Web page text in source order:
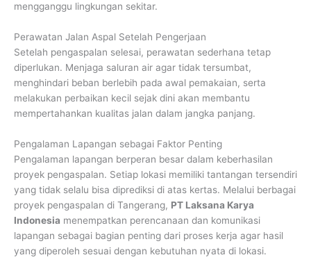
mengganggu lingkungan sekitar.
Perawatan Jalan Aspal Setelah Pengerjaan
Setelah pengaspalan selesai, perawatan sederhana tetap
diperlukan. Menjaga saluran air agar tidak tersumbat,
menghindari beban berlebih pada awal pemakaian, serta
melakukan perbaikan kecil sejak dini akan membantu
mempertahankan kualitas jalan dalam jangka panjang.
Pengalaman Lapangan sebagai Faktor Penting
Pengalaman lapangan berperan besar dalam keberhasilan
proyek pengaspalan. Setiap lokasi memiliki tantangan tersendiri
yang tidak selalu bisa diprediksi di atas kertas. Melalui berbagai
proyek pengaspalan di Tangerang, PT Laksana Karya
Indonesia menempatkan perencanaan dan komunikasi
lapangan sebagai bagian penting dari proses kerja agar hasil
yang diperoleh sesuai dengan kebutuhan nyata di lokasi.